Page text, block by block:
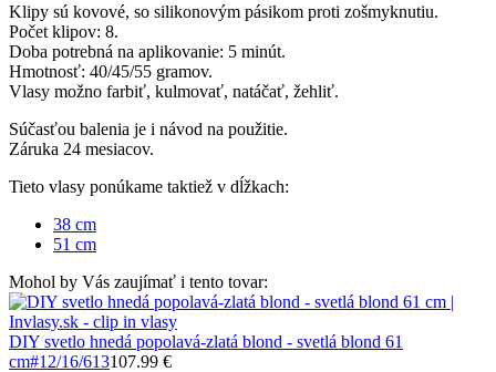
Klipy sú kovové, so silikonovým pásikom proti zošmyknutiu.
Počet klipov: 8.
Doba potrebná na aplikovanie: 5 minút.
Hmotnosť: 40/45/55 gramov.
Vlasy možno farbiť, kulmovať, natáčať, žehliť.
Súčasťou balenia je i návod na použitie.
Záruka 24 mesiacov.
Tieto vlasy ponúkame taktiež v dĺžkach:
38 cm
51 cm
Mohol by Vás zaujímať i tento tovar:
DIY svetlo hnedá popolavá-zlatá blond - svetlá blond 61
cm#12/16/613107.99 €